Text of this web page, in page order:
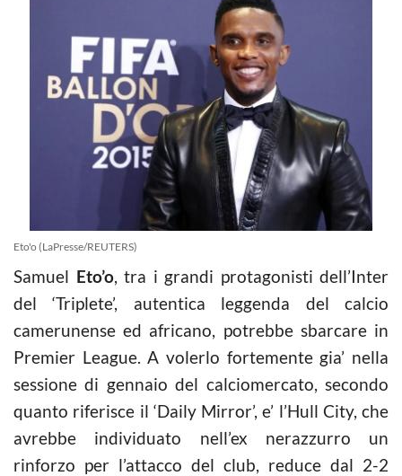
Eto'o (LaPresse/REUTERS)
Samuel Eto’o, tra i grandi protagonisti dell’Inter
del ‘Triplete’, autentica leggenda del calcio
camerunense ed africano, potrebbe sbarcare in
Premier League. A volerlo fortemente gia’ nella
sessione di gennaio del calciomercato, secondo
quanto riferisce il ‘Daily Mirror’, e’ l’Hull City, che
avrebbe individuato nell’ex nerazzurro un
rinforzo per l’attacco del club, reduce dal 2-2